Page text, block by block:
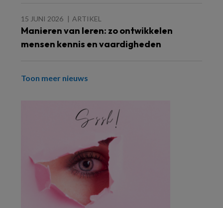
15 JUNI 2026 ARTIKEL
Manieren van leren: zo ontwikkelen
mensen kennis en vaardigheden
Toon meer nieuws